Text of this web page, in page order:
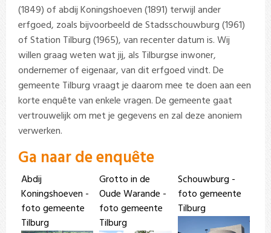
(1849) of abdij Koningshoeven (1891) terwijl ander
erfgoed, zoals bijvoorbeeld de Stadsschouwburg (1961)
of Station Tilburg (1965), van recenter datum is. Wij
willen graag weten wat jij, als Tilburgse inwoner,
ondernemer of eigenaar, van dit erfgoed vindt. De
gemeente Tilburg vraagt je daarom mee te doen aan een
korte enquête van enkele vragen. De gemeente gaat
vertrouwelijk om met je gegevens en zal deze anoniem
verwerken.
Ga naar de enquête
Abdij
Koningshoeven -
foto gemeente
Tilburg
Grotto in de
Oude Warande -
foto gemeente
Tilburg
Schouwburg -
foto gemeente
Tilburg